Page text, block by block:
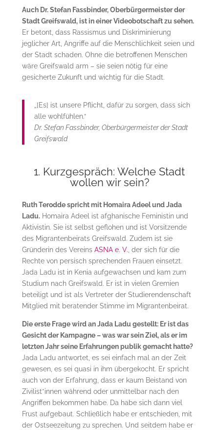
Auch Dr. Stefan Fassbinder, Oberbürgermeister der
Stadt Greifswald, ist in einer Videobotschaft zu sehen.
Er betont, dass Rassismus und Diskriminierung
jeglicher Art, Angriffe auf die Menschlichkeit seien und
der Stadt schaden. Ohne die betroffenen Menschen
wäre Greifswald arm – sie seien nötig für eine
gesicherte Zukunft und wichtig für die Stadt.
„[Es] ist unsere Pflicht, dafür zu sorgen, dass sich
alle wohlfühlen.“
Dr. Stefan Fassbinder, Oberbürgermeister der Stadt
Greifswald
1. Kurzgespräch: Welche Stadt
wollen wir sein?
Ruth Terodde spricht mit Homaira Adeel und Jada
Ladu.Homaira Adeel ist afghanische Feministin und
Aktivistin. Sie ist selbst geflohen und ist Vorsitzende
des Migrantenbeirats Greifswald. Zudem ist sie
Gründerin des Vereins ASNA e. V. , der sich für die
Rechte von persisch sprechenden Frauen einsetzt.
Jada Ladu ist in Kenia aufgewachsen und kam zum
Studium nach Greifswald. Er ist in vielen Gremien
beteiligt und ist als Vertreter der Studierendenschaft
Mitglied mit beratender Stimme im Migrantenbeirat.
Die erste Frage wird an Jada Ladu gestellt: Er ist das
Gesicht der Kampagne – was war sein Ziel, als er im
letzten Jahr seine Erfahrungen publik gemacht hatte?
Jada Ladu antwortet, es sei einfach mal an der Zeit
gewesen, es sei quasi in ihm übergekocht. Er spricht
auch von der Erfahrung, dass er kaum Beistand von
Zivilist*innen während oder unmittelbar nach den
Angriffen bekommen habe. Da habe sich dann viel
Frust aufgebaut. Schließlich habe er entschieden, mit
der Ostseezeitung zu sprechen. Und seitdem habe er